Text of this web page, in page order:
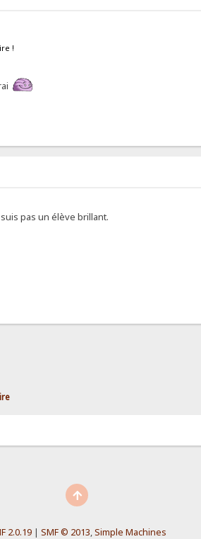
!
pas un élève brillant.
2.0.19| SMF © 2013,Simple Machines